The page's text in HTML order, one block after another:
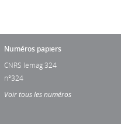
Numéros papiers
CNRS lemag 324
n°324
Voir tous les numéros